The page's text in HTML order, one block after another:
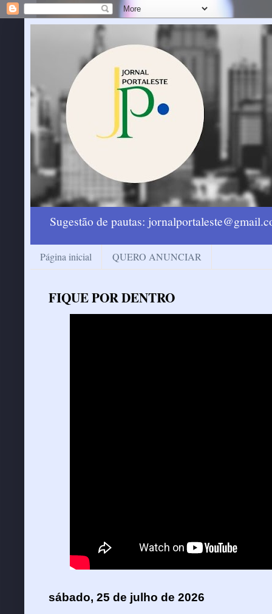
Sugestão de pautas:
Página inicial QUERO ANUNCIAR
FIQUE POR DENTRO
sábado, 25 de julho de 2026